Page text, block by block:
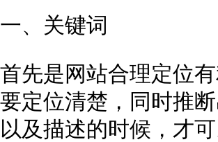
一、关键词
首先是网站合理定位
要定位清楚，同时推
以及描述的时候，才